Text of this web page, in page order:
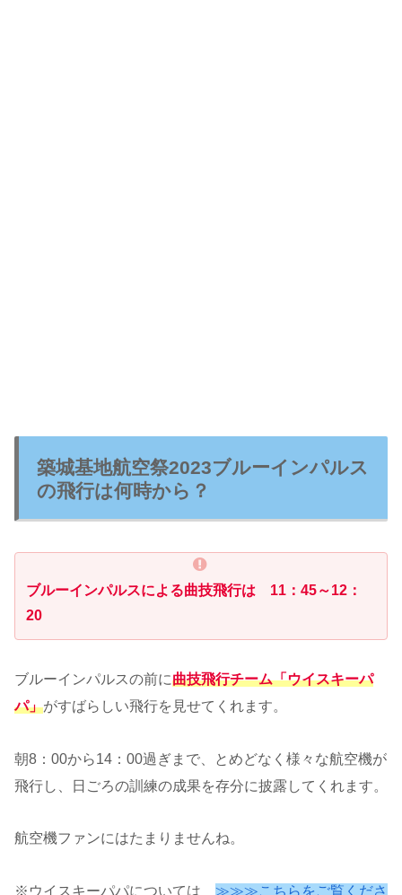
築城基地航空祭2023ブルーインパルス
の飛行は何時から？
ブルーインパルスによる曲技飛行は 11：45～12：
20
ブルーインパルスの前に曲技飛行チーム「ウイスキーパ
パ」がすばらしい飛行を見せてくれます。
朝8：00から14：00過ぎまで、とめどなく様々な航空機が
飛行し、日ごろの訓練の成果を存分に披露してくれます。
航空機ファンにはたまりませんね。
※ウイスキーパパについては ≫≫≫こちらをご覧くださ